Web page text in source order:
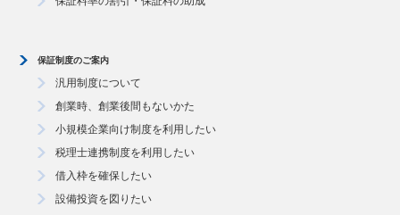
保証制度のご案内
汎用制度について
創業時、創業後間もないかた
小規模企業向け制度を利用したい
税理士連携制度を利用したい
借入枠を確保したい
設備投資を図りたい